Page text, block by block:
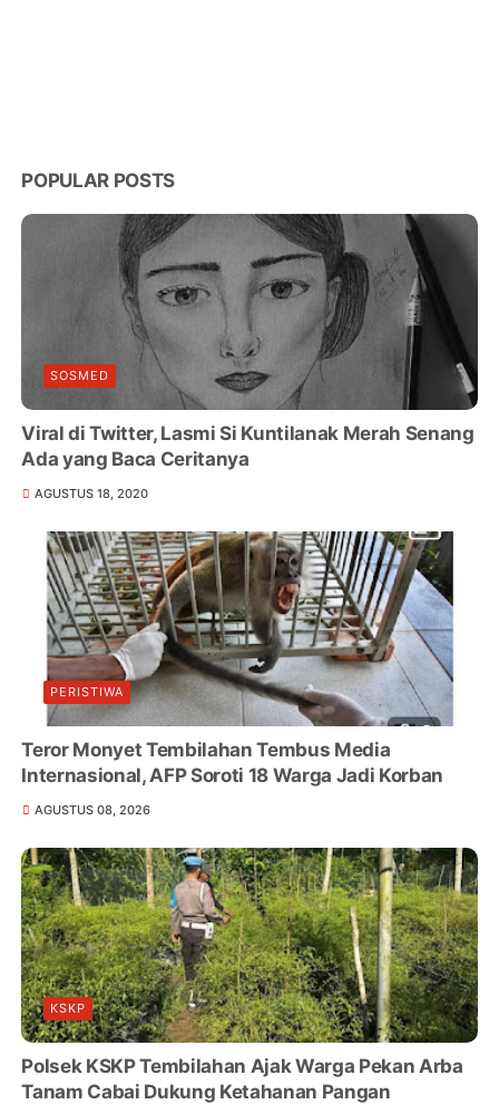
POPULAR POSTS
SOSMED
Viral di Twitter, Lasmi Si Kuntilanak Merah Senang
Ada yang Baca Ceritanya
AGUSTUS 18, 2020
PERISTIWA
Teror Monyet Tembilahan Tembus Media
Internasional, AFP Soroti 18 Warga Jadi Korban
AGUSTUS 08, 2026
KSKP
Polsek KSKP Tembilahan Ajak Warga Pekan Arba
Tanam Cabai Dukung Ketahanan Pangan